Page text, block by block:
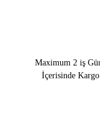
Maximum 2 iş
İçerisinde Kargo